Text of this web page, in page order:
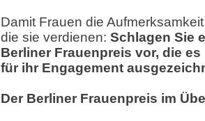
Damit Frauen die
die sie verdienen: Schlagen Sie
Berliner Frauenpreis vor, die
für ihr Engagement
Der Berliner Frauenpreis im